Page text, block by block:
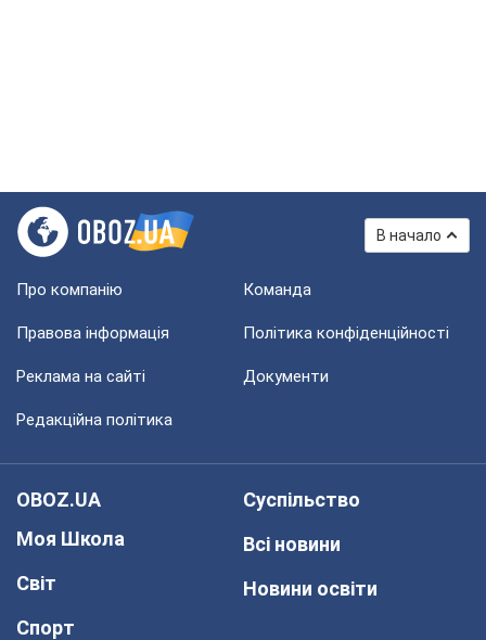
В начало
Про компанію Команда
Правова інформація Політика конфіденційності
Реклама на сайті Документи
Редакційна політика
OBOZ.UA
Моя Школа
Світ
Спорт
Суспільство
Всі новини
Новини освіти